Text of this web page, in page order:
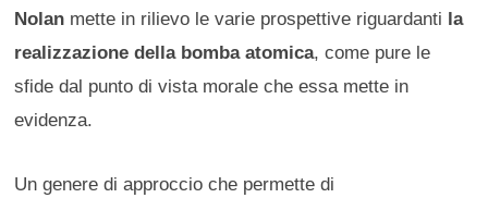
Nolan mette in rilievo le varie prospettive riguardanti la
realizzazione della bomba atomica, come pure le
sfide dal punto di vista morale che essa mette in
evidenza.
Un genere di approccio che permette di